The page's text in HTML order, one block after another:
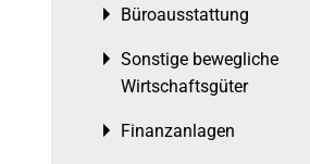
Büroausstattung
Toggle menu
Sonstige bewegliche
Wirtschaftsgüter
Toggle menu
Finanzanlagen
Toggle menu